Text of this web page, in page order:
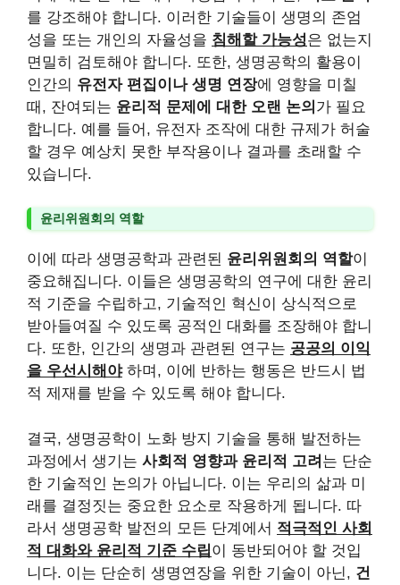
를 강조해야 합니다. 이러한 기술들이 생명의 존엄
성을 또는 개인의 자율성을 침해할 가능성은 없는지
면밀히 검토해야 합니다. 또한, 생명공학의 활용이
인간의 유전자 편집이나 생명 연장에 영향을 미칠
때, 잔여되는 윤리적 문제에 대한 오랜 논의 가 필요
합니다. 예를 들어, 유전자 조작에 대한 규제가 허술
할 경우 예상치 못한 부작용이나 결과를 초래할 수
있습니다.
윤리위원회의 역할
이에 따라 생명공학과 관련된 윤리위원회의 역할이
중요해집니다. 이들은 생명공학의 연구에 대한 윤리
적 기준을 수립하고, 기술적인 혁신이 상식적으로
받아들여질 수 있도록 공적인 대화를 조장해야 합니
다. 또한, 인간의 생명과 관련된 연구는 공공의 이익
을 우선시해야하며, 이에 반하는 행동은 반드시 법
적 제재를 받을 수 있도록 해야 합니다.
결국, 생명공학이 노화 방지 기술을 통해 발전하는
과정에서 생기는 사회적 영향과 윤리적 고려 는 단순
한 기술적인 논의가 아닙니다. 이는 우리의 삶과 미
래를 결정짓는 중요한 요소로 작용하게 됩니다. 따
라서 생명공학 발전의 모든 단계에서 적극적인 사회
적 대화와 윤리적 기준 수립이 동반되어야 할 것입
니다. 이는 단순히 생명연장을 위한 기술이 아닌, 건